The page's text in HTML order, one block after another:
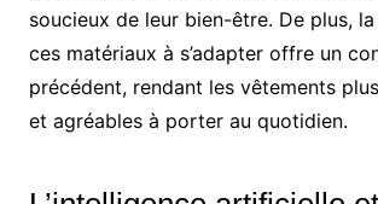
soucieux de leur bien-être. De plus,
ces matériaux à s’adapter offre un
précédent, rendant les vêtements
et agréables à porter au quotidien.